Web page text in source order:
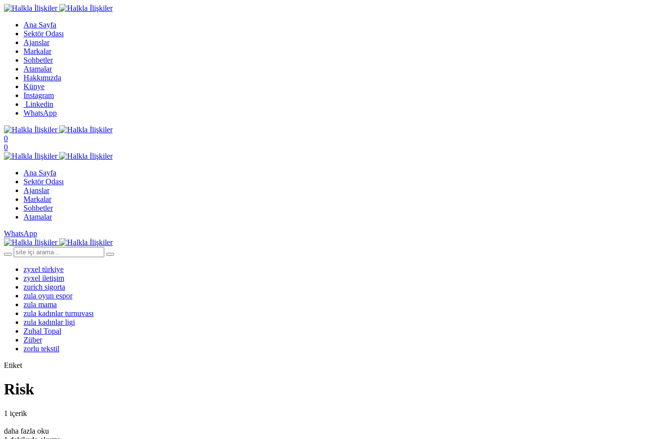
Ana Sayfa
Sektör Odası
Ajanslar
Markalar
Sohbetler
Atamalar
Hakkımızda
Künye
Instagram
Linkedin
WhatsApp
0
0
Ana Sayfa
Sektör Odası
Ajanslar
Markalar
Sohbetler
Atamalar
WhatsApp
zyxel türkiye
zyxel iletişim
zurich sigorta
zula oyun espor
zula mama
zula kadınlar turnuvası
zula kadınlar ligi
Zuhal Topal
Züber
zorlu tekstil
Etiket
Risk
1 içerik
daha fazla oku